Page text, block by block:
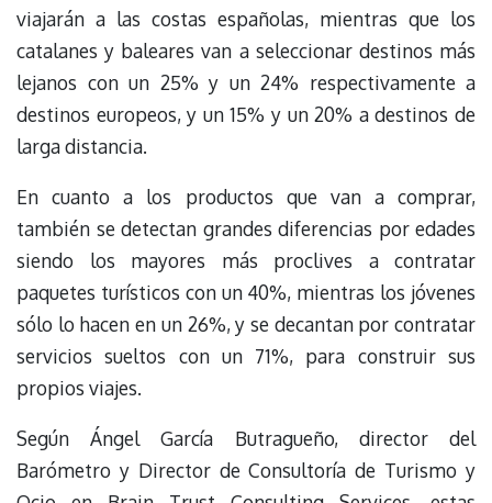
viajarán a las costas españolas, mientras que los
catalanes y baleares van a seleccionar destinos más
lejanos con un 25% y un 24% respectivamente a
destinos europeos, y un 15% y un 20% a destinos de
larga distancia.
En cuanto a los productos que van a comprar,
también se detectan grandes diferencias por edades
siendo los mayores más proclives a contratar
paquetes turísticos con un 40%, mientras los jóvenes
sólo lo hacen en un 26%, y se decantan por contratar
servicios sueltos con un 71%, para construir sus
propios viajes.
Según Ángel García Butragueño, director del
Barómetro y Director de Consultoría de Turismo y